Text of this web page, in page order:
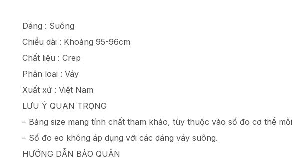
Dáng : Suông
Chiều dài : Khoảng 95-96cm
Chất liệu : Crep
Phân loại : Váy
Xuất xứ : Việt Nam
LƯU Ý QUAN TRỌNG
– Bảng size mang tính chất tham khảo, tùy thuộc vào số đo cơ thể
– Số đo eo không áp dụng với các dáng váy suông.
HƯỚNG DẪN BẢO QUẢN